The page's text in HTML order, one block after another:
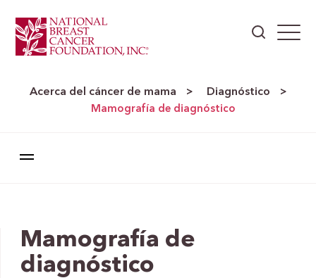
Acerca del cáncer de mama > Diagnóstico
>
Mamografía de diagnóstico
Mamografía de
diagnóstico